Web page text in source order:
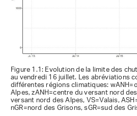
Figure 1.1: Evolution de la limite des
au vendredi 16 juillet. Les abréviations
différentes régions climatiques:
Alpes, zANH=centre du versant nord
versant nord des Alpes, VS=Valais,
nGR=nord des Grisons, sGR=sud des